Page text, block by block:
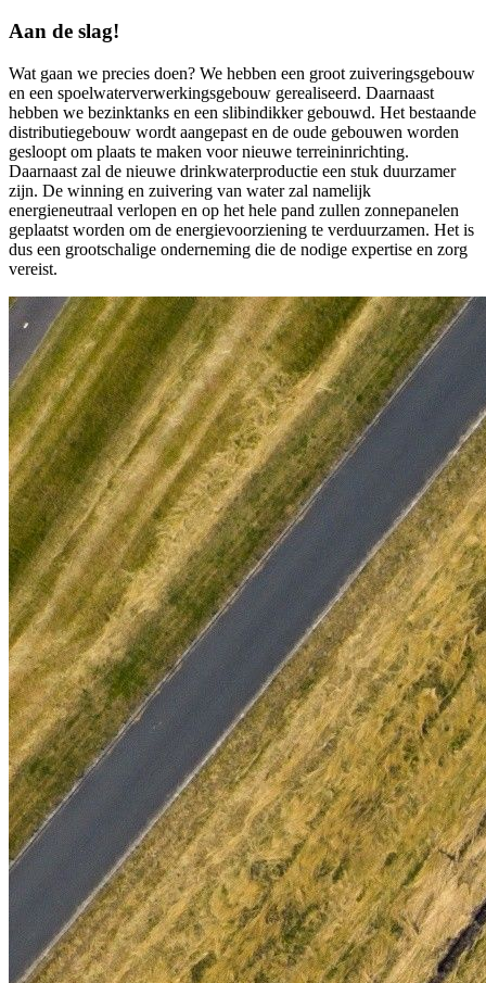
Aan de slag!
Wat gaan we precies doen? We hebben een groot zuiveringsgebouw
en een spoelwaterverwerkingsgebouw gerealiseerd. Daarnaast
hebben we bezinktanks en een slibindikker gebouwd. Het bestaande
distributiegebouw wordt aangepast en de oude gebouwen worden
gesloopt om plaats te maken voor nieuwe terreininrichting.
Daarnaast zal de nieuwe drinkwaterproductie een stuk duurzamer
zijn. De winning en zuivering van water zal namelijk
energieneutraal verlopen en op het hele pand zullen zonnepanelen
geplaatst worden om de energievoorziening te verduurzamen. Het is
dus een grootschalige onderneming die de nodige expertise en zorg
vereist.